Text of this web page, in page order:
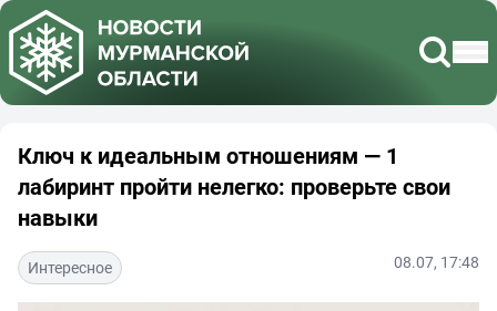
Ключ к идеальным отношениям — 1
лабиринт пройти нелегко: проверьте свои
навыки
Интересное 08.07, 17:48